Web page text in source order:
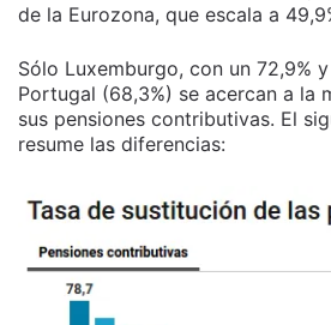
de la Eurozona, que escala a
Sólo Luxemburgo, con un 72,9%
Portugal (68,3%) se acercan a la
sus pensiones contributivas. El
resume las diferencias: